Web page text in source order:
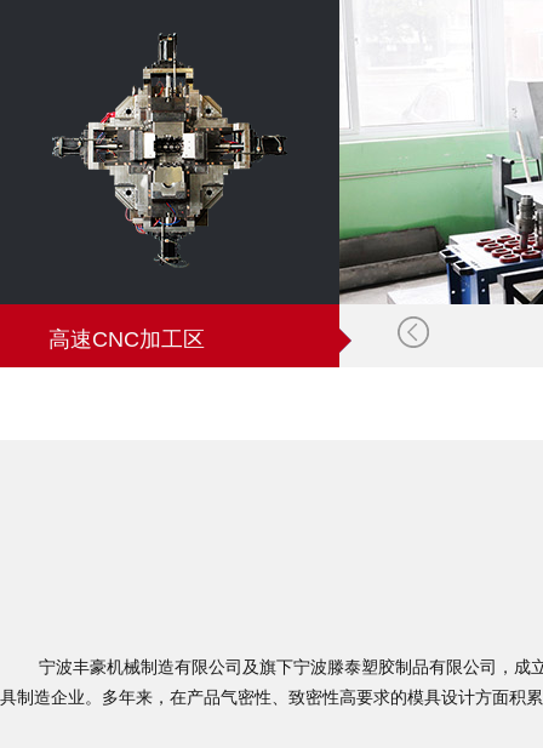
高速CNC加工区
宁波丰豪机械制造有限公司及旗下宁波滕泰塑胶制品有限公司，成
具制造企业。多年来，在产品气密性、致密性高要求的模具设计方面积